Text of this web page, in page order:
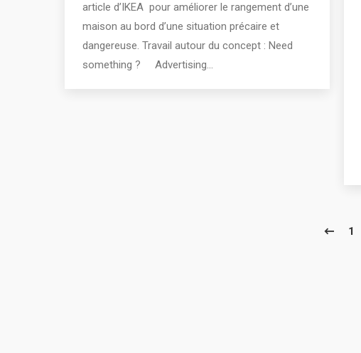
article d’IKEA pour améliorer le rangement d’une
maison au bord d’une situation précaire et
dangereuse. Travail autour du concept : Need
something ? Advertising…
1